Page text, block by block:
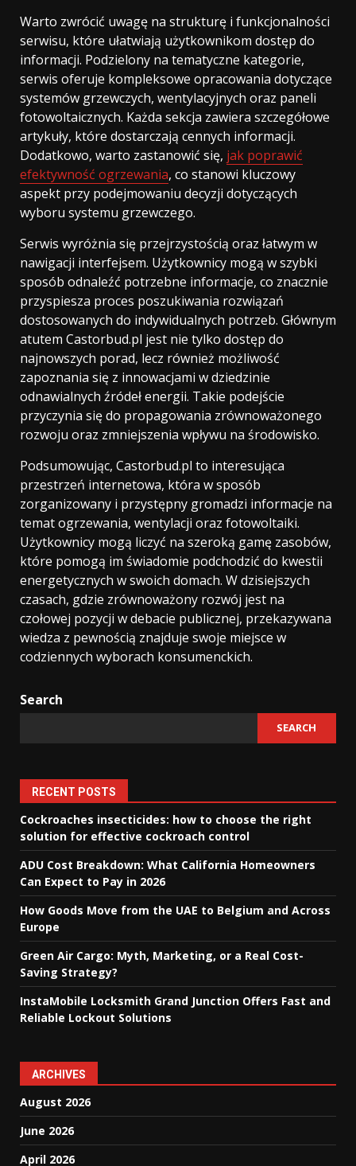
Warto zwrócić uwagę na strukturę i funkcjonalności
serwisu, które ułatwiają użytkownikom dostęp do
informacji. Podzielony na tematyczne kategorie,
serwis oferuje kompleksowe opracowania dotyczące
systemów grzewczych, wentylacyjnych oraz paneli
fotowoltaicznych. Każda sekcja zawiera szczegółowe
artykuły, które dostarczają cennych informacji.
Dodatkowo, warto zastanowić się, jak poprawić
efektywność ogrzewania, co stanowi kluczowy
aspekt przy podejmowaniu decyzji dotyczących
wyboru systemu grzewczego.
Serwis wyróżnia się przejrzystością oraz łatwym w
nawigacji interfejsem. Użytkownicy mogą w szybki
sposób odnaleźć potrzebne informacje, co znacznie
przyspiesza proces poszukiwania rozwiązań
dostosowanych do indywidualnych potrzeb. Głównym
atutem Castorbud.pl jest nie tylko dostęp do
najnowszych porad, lecz również możliwość
zapoznania się z innowacjami w dziedzinie
odnawialnych źródeł energii. Takie podejście
przyczynia się do propagowania zrównoważonego
rozwoju oraz zmniejszenia wpływu na środowisko.
Podsumowując, Castorbud.pl to interesująca
przestrzeń internetowa, która w sposób
zorganizowany i przystępny gromadzi informacje na
temat ogrzewania, wentylacji oraz fotowoltaiki.
Użytkownicy mogą liczyć na szeroką gamę zasobów,
które pomogą im świadomie podchodzić do kwestii
energetycznych w swoich domach. W dzisiejszych
czasach, gdzie zrównoważony rozwój jest na
czołowej pozycji w debacie publicznej, przekazywana
wiedza z pewnością znajduje swoje miejsce w
codziennych wyborach konsumenckich.
Search
SEARCH
RECENT POSTS
Cockroaches insecticides: how to choose the right
solution for effective cockroach control
ADU Cost Breakdown: What California Homeowners
Can Expect to Pay in 2026
How Goods Move from the UAE to Belgium and Across
Europe
Green Air Cargo: Myth, Marketing, or a Real Cost-
Saving Strategy?
InstaMobile Locksmith Grand Junction Offers Fast and
Reliable Lockout Solutions
ARCHIVES
August 2026
June 2026
April 2026